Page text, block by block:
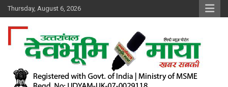
Skip
to
content
Thursday, August 6, 2026